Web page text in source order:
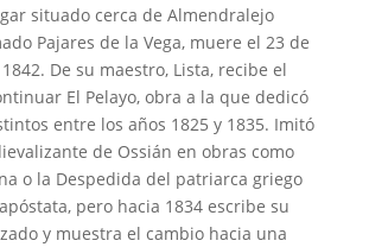
situado cerca de Almendralejo
Pajares de la Vega, muere el 23 de
De su maestro, Lista, recibe el
El Pelayo, obra a la que dedicó
entre los años 1825 y 1835. Imitó
de Ossián en obras como
o la Despedida del patriarca griego
pero hacia 1834 escribe su
y muestra el cambio hacia una